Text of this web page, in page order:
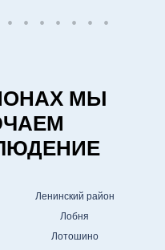
МЫ
Ленинский район
Лобня
Лотошино